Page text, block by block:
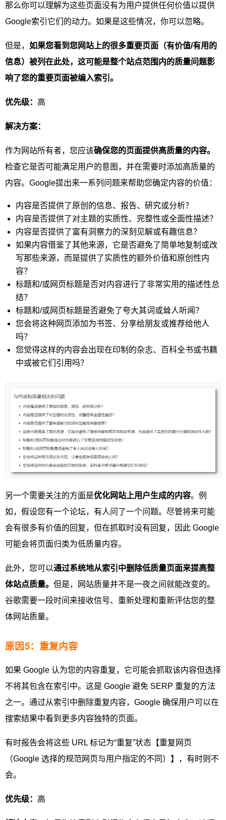
那么你可以理解为这些页面没有为用户提供任何价值以提供
Google索引它们的动力。如果是这些情况，你可以忽略。
但是， 如果您看到您网站上的很多重要页面（有价值/有用的
信息）被列在此处，这可能是整个站点范围内的质量问题影
响了您的重要页面被编入索引。
优先级： 高
解决方案：
作为网站所有者，您应该确保您的页面提供高质量的内容。
检查它是否可能满足用户的意图，并在需要时添加高质量的
内容。Google提出来一系列问题来帮助您确定内容的价值：
内容是否提供了原创的信息、报告、研究或分析？
内容是否提供了对主题的实质性、完整性或全面性描述？
内容是否提供了富有洞察力的深刻见解或有趣信息？
如果内容借鉴了其他来源，它是否避免了简单地复制或改
写那些来源，而是提供了实质性的额外价值和原创性内
容？
标题和/或网页标题是否对内容进行了非常实用的描述性总
结？
标题和/或网页标题是否避免了夸大其词或耸人听闻？
您会将这种网页添加为书签、分享给朋友或推荐给他人
吗？
您觉得这样的内容会出现在印制的杂志、百科全书或书籍
中或被它们引用吗？
另一个需要关注的方面是优化网站上用户生成的内容。例
如，假设您有一个论坛，有人问了一个问题。尽管将来可能
会有很多有价值的回复，但在抓取时没有回复，因此 Google
可能会将页面归类为低质量内容。
此外，您可以通过系统地从索引中删除低质量页面来提高整
体站点质量。 但是，网站质量并不是一夜之间就能改变的。
谷歌需要一段时间来接收信号、重新处理和重新评估您的整
体网站质量。
原因5：重复内容
如果 Google 认为您的内容重复，它可能会抓取该内容但选择
不将其包含在索引中。这是 Google 避免 SERP 重复的方法
之一。通过从索引中删除重复内容，Google 确保用户可以在
搜索结果中看到更多内容独特的页面。
有时报告会将这些 URL 标记为“重复”状态【重复网页
（Google 选择的规范网页与用户指定的不同）】，有时则不
会。
优先级： 高